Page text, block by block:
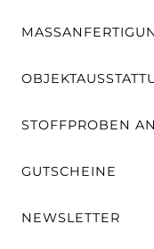
STOFFPROBEN
GUTSCHEINE
NEWSLETTER